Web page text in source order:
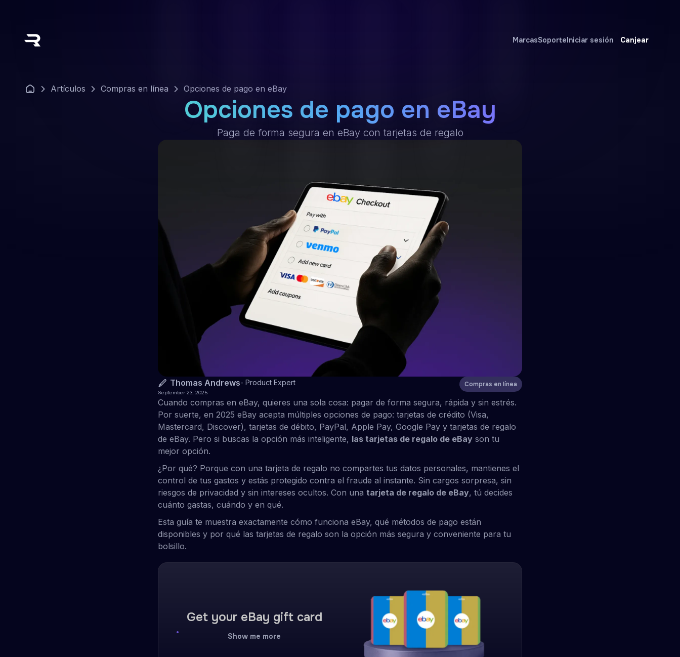
MarcasSoporteIniciar sesión Canjear
Artículos Compras en línea Opciones de pago en eBay
Opciones de pago en eBay
Paga de forma segura en eBay con tarjetas de regalo
Thomas Andrews- Product Expert
September 23, 2025
Compras en línea
Cuando compras en eBay, quieres una sola cosa: pagar de forma segura, rápida y sin estrés.
Por suerte, en 2025 eBay acepta múltiples opciones de pago: tarjetas de crédito (Visa,
Mastercard, Discover), tarjetas de débito, PayPal, Apple Pay, Google Pay y tarjetas de regalo
de eBay. Pero si buscas la opción más inteligente, las tarjetas de regalo de eBay son tu
mejor opción.
¿Por qué? Porque con una tarjeta de regalo no compartes tus datos personales, mantienes el
control de tus gastos y estás protegido contra el fraude al instante. Sin cargos sorpresa, sin
riesgos de privacidad y sin intereses ocultos. Con una tarjeta de regalo de eBay, tú decides
cuánto gastas, cuándo y en qué.
Esta guía te muestra exactamente cómo funciona eBay, qué métodos de pago están
disponibles y por qué las tarjetas de regalo son la opción más segura y conveniente para tu
bolsillo.
Get your eBay gift card
Show me more